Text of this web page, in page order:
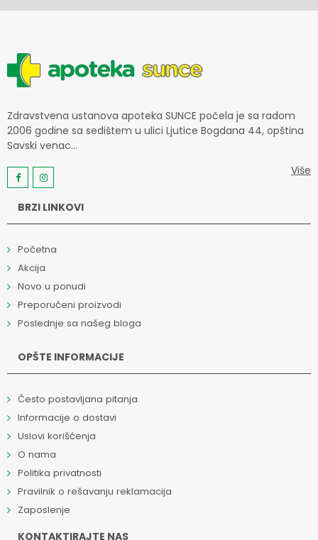
Zdravstvena ustanova apoteka SUNCE počela je sa radom
2006 godine sa sedištem u ulici Ljutice Bogdana 44, opština
Savski venac...
Više
BRZI LINKOVI
Početna
Akcija
Novo u ponudi
Preporučeni proizvodi
Poslednje sa našeg bloga
OPŠTE INFORMACIJE
Često postavljana pitanja
Informacije o dostavi
Uslovi korišćenja
O nama
Politika privatnosti
Pravilnik o rešavanju reklamacija
Zaposlenje
KONTAKTIRAJTE NAS